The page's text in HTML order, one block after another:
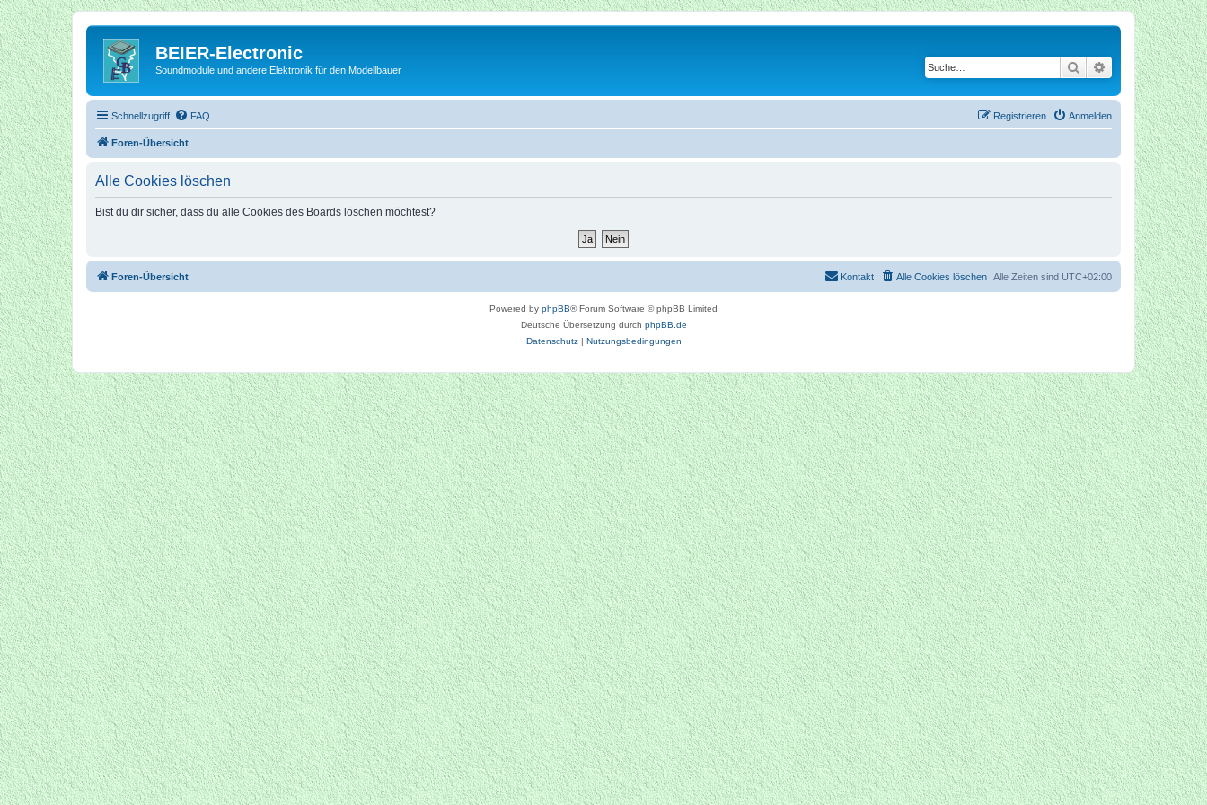
BEIER-Electronic
Soundmodule und andere Elektronik für den Modellbauer Suche Erweiterte Suche
Schnellzugriff FAQ Anmelden
Registrieren
Foren-Übersicht
Alle Cookies löschen
Bist du dir sicher, dass du alle Cookies des Boards löschen möchtest?
Foren-Übersicht Alle Zeiten sind UTC+02:00
Alle Cookies löschen
Kontakt
Powered by phpBB® Forum Software © phpBB Limited
Deutsche Übersetzung durch phpBB.de
Datenschutz| Nutzungsbedingungen